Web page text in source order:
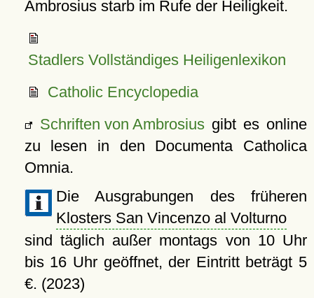
Ambrosius starb im Rufe der Heiligkeit.
Stadlers Vollständiges Heiligenlexikon
Catholic Encyclopedia
Schriften von Ambrosiusgibt es online
zu lesen in den Documenta Catholica
Omnia.
Die Ausgrabungen des früheren
Klosters San Vincenzo al Volturno
sind täglich außer montags von 10 Uhr
bis 16 Uhr geöffnet, der Eintritt beträgt 5
€. (2023)